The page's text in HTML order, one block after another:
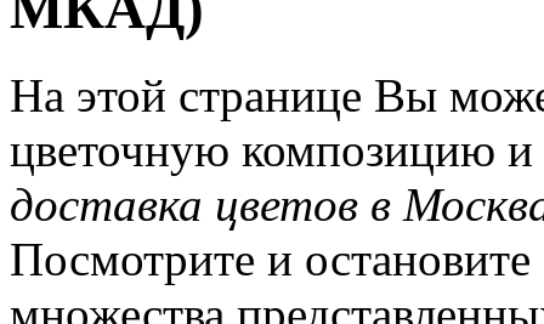
На этой странице Вы
цветочную композицию и
доставка цветов в
Посмотрите и
множества